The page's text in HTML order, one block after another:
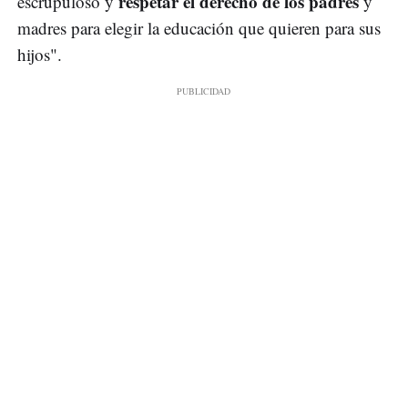
madres para elegir la educación que quieren para sus
hijos".